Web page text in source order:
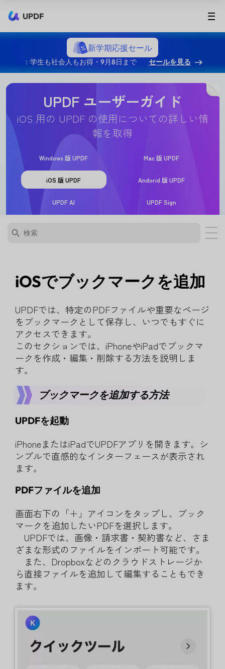
UPDF
新学期応援セール
：学生も社会人もお得・9月8日まで セールを見る
UPDF ユーザーガイド
iOS 用の UPDF の使用についての詳しい情
報を取得
Windows 版 UPDF Mac 版 UPDF
iOS 版 UPDF Andorid 版 UPDF
UPDF AI UPDF Sign
iOSでブックマークを追加
UPDFでは、特定のPDFファイルや重要なページ
をブックマークとして保存し、いつでもすぐに
アクセスできます。
このセクションでは、iPhoneやiPadでブックマ
ークを作成・編集・削除する方法を説明しま
す。
ブックマークを追加する方法
UPDFを起動
iPhoneまたはiPadでUPDFアプリを開きます。シ
ンプルで直感的なインターフェースが表示され
ます。
PDFファイルを追加
画面右下の「＋」アイコンをタップし、ブック
マークを追加したいPDFを選択します。
UPDFでは、画像・請求書・契約書など、さま
ざまな形式のファイルをインポート可能です。
また、Dropboxなどのクラウドストレージか
ら直接ファイルを追加して編集することもでき
ます。